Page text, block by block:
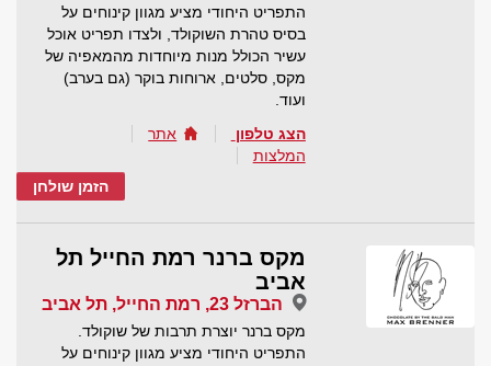
התפריט היחודי מציע מגוון קינוחים על
בסיס טהרת השוקולד, ולצדו תפריט אוכל
עשיר הכולל מנות מיוחדות מהמאפיה של
מקס, סלטים, ארוחות בוקר (גם בערב)
ועוד.
הצג טלפון
אתר
המלצות
הזמן שולחן
מקס ברנר רמת החייל תל
אביב
הברזל 23, רמת החייל, תל אביב
מקס ברנר יוצרת תרבות של שוקולד.
התפריט היחודי מציע מגוון קינוחים על